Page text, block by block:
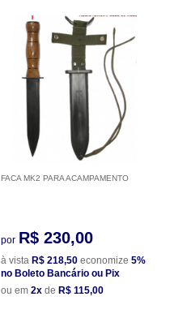
FACA MK2 PARA ACAMPAMENTO
por R$ 230,00
à vista R$ 218,50 economize 5%
no Boleto Bancário ou Pix
ou em 2x de R$ 115,00